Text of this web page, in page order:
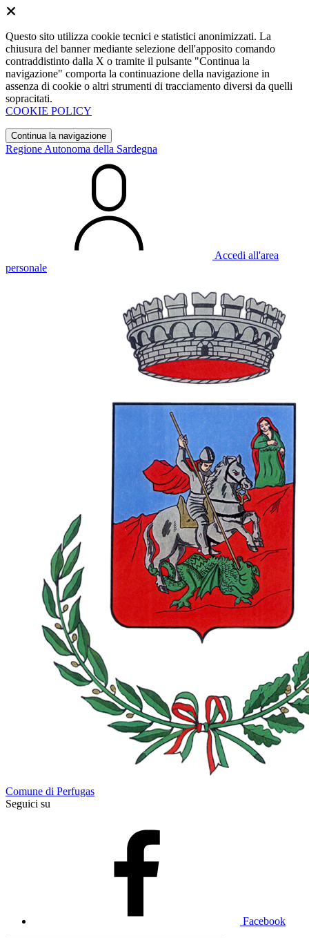
Questo sito utilizza cookie tecnici e statistici anonimizzati. La
chiusura del banner mediante selezione dell'apposito comando
contraddistinto dalla X o tramite il pulsante "Continua la
navigazione" comporta la continuazione della navigazione in
assenza di cookie o altri strumenti di tracciamento diversi da quelli
sopracitati.
COOKIE POLICY
Continua la navigazione
Regione Autonoma della Sardegna
Accedi all'area
personale
Comune di Perfugas
Seguici su
Facebook